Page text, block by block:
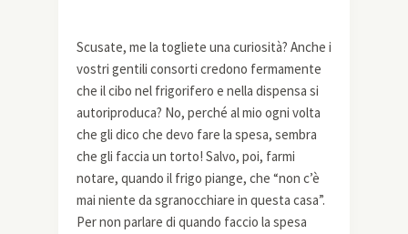
Scusate, me la togliete una curiosità? Anche i
vostri gentili consorti credono fermamente
che il cibo nel frigorifero e nella dispensa si
autoriproduca? No, perché al mio ogni volta
che gli dico che devo fare la spesa, sembra
che gli faccia un torto! Salvo, poi, farmi
notare, quando il frigo piange, che “non c’è
mai niente da sgranocchiare in questa casa”.
Per non parlare di quando faccio la spesa